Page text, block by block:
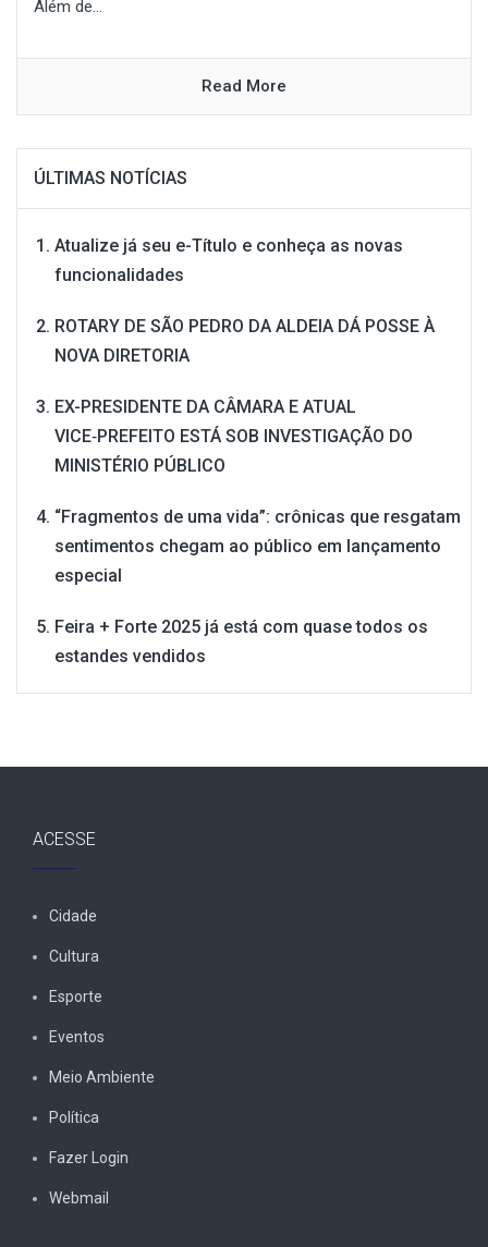
Além de...
Read More
ÚLTIMAS NOTÍCIAS
Atualize já seu e-Título e conheça as novas
funcionalidades
ROTARY DE SÃO PEDRO DA ALDEIA DÁ POSSE À
NOVA DIRETORIA
EX-PRESIDENTE DA CÂMARA E ATUAL
VICE‑PREFEITO ESTÁ SOB INVESTIGAÇÃO DO
MINISTÉRIO PÚBLICO
“Fragmentos de uma vida”: crônicas que resgatam
sentimentos chegam ao público em lançamento
especial
Feira + Forte 2025 já está com quase todos os
estandes vendidos
ACESSE
Cidade
Cultura
Esporte
Eventos
Meio Ambiente
Política
Fazer Login
Webmail